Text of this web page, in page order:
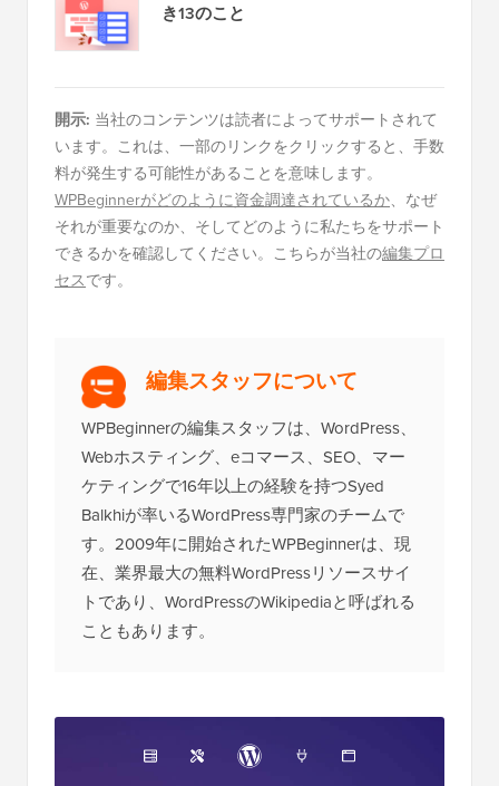
き13のこと
開示: 当社のコンテンツは読者によってサポートされて
います。これは、一部のリンクをクリックすると、手数
料が発生する可能性があることを意味します。
WPBeginnerがどのように資金調達されているか、なぜ
それが重要なのか、そしてどのように私たちをサポート
できるかを確認してください。こちらが当社の編集プロ
セスです。
編集スタッフについて
WPBeginnerの編集スタッフは、WordPress、
Webホスティング、eコマース、SEO、マー
ケティングで16年以上の経験を持つSyed
Balkhiが率いるWordPress専門家のチームで
す。2009年に開始されたWPBeginnerは、現
在、業界最大の無料WordPressリソースサイ
トであり、WordPressのWikipediaと呼ばれる
こともあります。